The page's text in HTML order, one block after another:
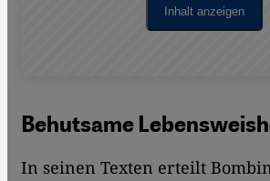
Inhalt anzeigen
Behutsame
In seinen Texten erteilt